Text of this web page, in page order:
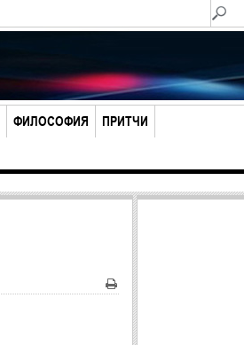
ФИЛОСОФИЯ ПРИТЧИ
Печат